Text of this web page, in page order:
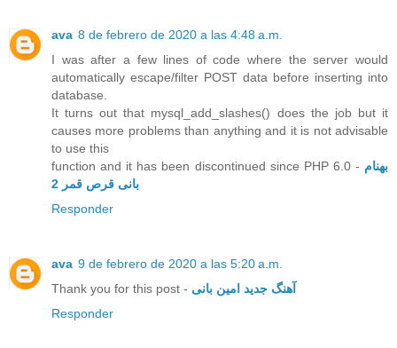
ava 8 de febrero de 2020 a las 4:48 a.m.
I was after a few lines of code where the server would
automatically escape/filter POST data before inserting into
database.
It turns out that mysql_add_slashes() does the job but it
causes more problems than anything and it is not advisable
to use this
function and it has been discontinued since PHP 6.0 - بهنام
بانی قرص قمر 2
Responder
ava 9 de febrero de 2020 a las 5:20 a.m.
Thank you for this post - آهنگ جدید امین بانی
Responder